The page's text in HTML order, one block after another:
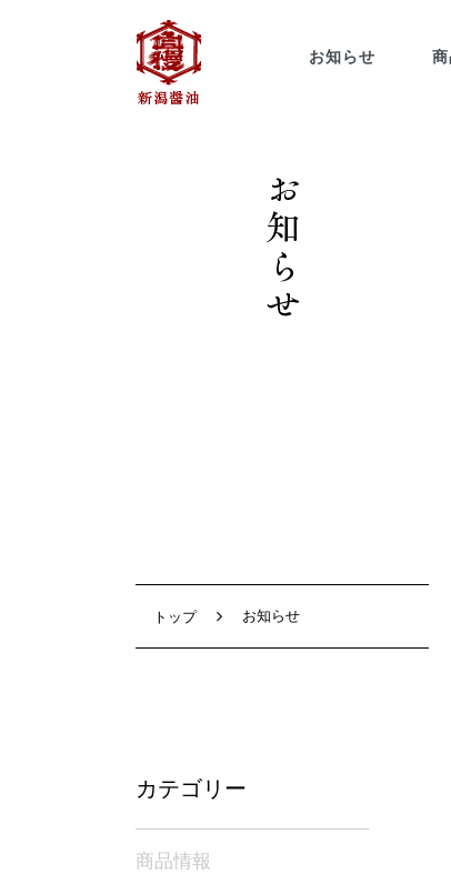
お知らせ
トップ お知らせ
カテゴリー
商品情報